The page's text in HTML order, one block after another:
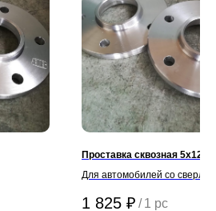
Проставка сквозная
Для автомобилей со
1 825 ₽ / 1 pc